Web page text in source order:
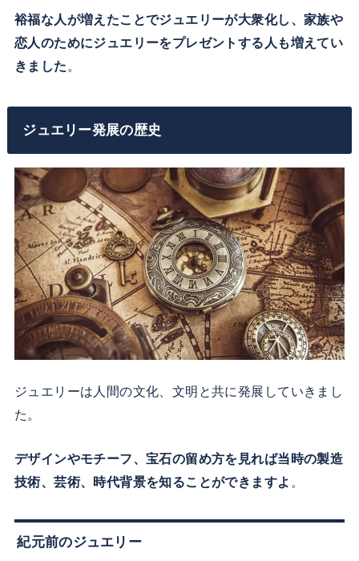
裕福な人が増えたことでジュエリーが大衆化し、家族や
恋人のためにジュエリーをプレゼントする人も増えてい
きました 。
ジュエリー発展の歴史
ジュエリーは人間の文化、文明と共に発展していきまし
た。
デザインやモチーフ、宝石の留め方を見れば当時の製造
技術、芸術、時代背景を知ることができますよ 。
紀元前のジュエリー